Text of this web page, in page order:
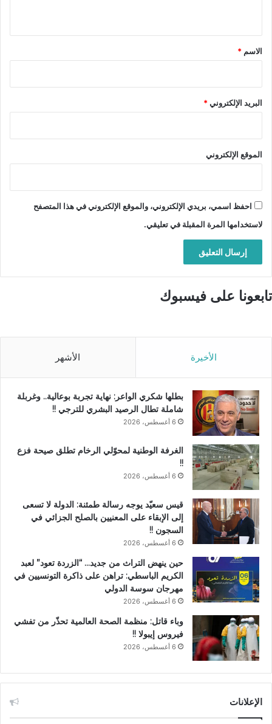
*
الاسم *
البريد الإلكتروني*
الموقع الإلكتروني
احفظ اسمي، بريدي الإلكتروني، والموقع الإلكتروني في هذا المتصفح
لاستخدامها المرة المقبلة في تعليقي.
تابعونا على فيسبوك
الأخيرة الأشهر
بطلها شكري الواعر: نهاية تجربة بوعالية.. وغربلة
شاملة تطال الرصيد البشري للترجي !!
6 أغسطس، 2026
الغرفة الوطنية لمحوّلي الرخام تطلق صيحة فزع
!!
6 أغسطس، 2026
قيس سعيّد يوجه رسالة طمئنة: الدولة لا تسعى
إلى الإبقاء على المعنيين بالصلح الجزائي في
السجون !!
6 أغسطس، 2026
حين ينهض التراث من جديد… “الزردة تعود” لعبد
الكريم الباسطي: تراهن على ذاكرة التونسيين في
مهرجان سوسة الدولي
6 أغسطس، 2026
وباء قاتل: منظمة الصحة العالمية تحذّر من تفشي
فيروس إيبولا !!
6 أغسطس، 2026
الإعلانات